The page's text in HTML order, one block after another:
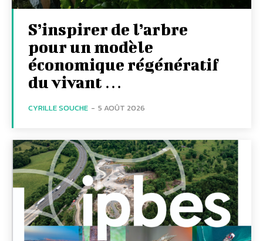
S’inspirer de l’arbre
pour un modèle
économique régénératif
du vivant …
CYRILLE SOUCHE - 5 AOÛT 2026